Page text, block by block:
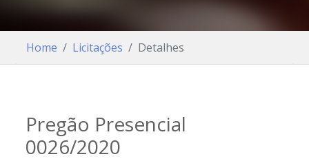
Home Licitações Detalhes
Pregão Presencial
0026/2020